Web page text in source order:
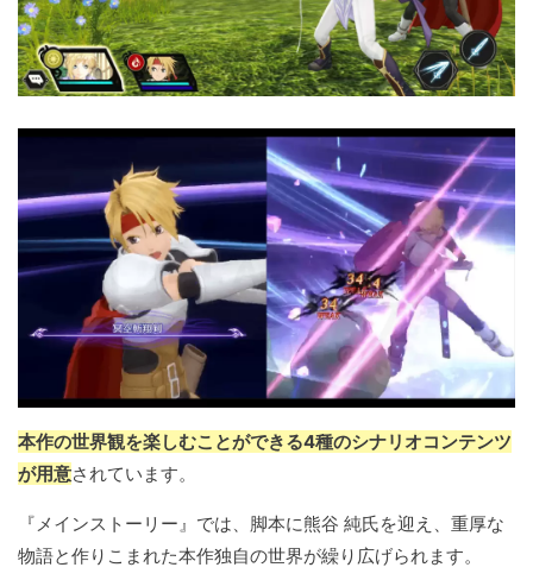
本作の世界観を楽しむことができる4種のシナリオコンテンツ
が用意されています。
『メインストーリー』では、脚本に熊谷 純氏を迎え、重厚な
物語と作りこまれた本作独自の世界が繰り広げられます。